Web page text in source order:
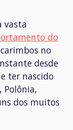
vasta
do
no
desde
ter nascido
Polônia,
dos muitos